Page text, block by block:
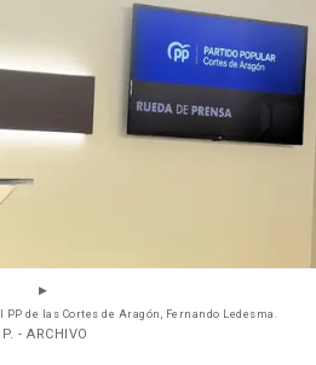
de las Cortes de Aragón, Fernando Ledesma.
- ARCHIVO